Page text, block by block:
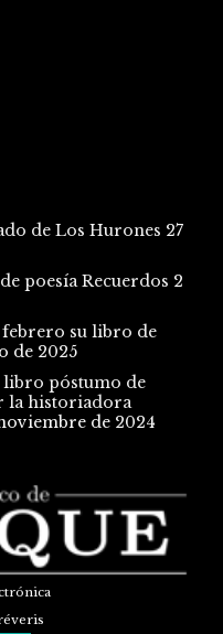
de Los Hurones 27
poesía Recuerdos 2
febrero su libro de
de 2025
libro póstumo de
la historiadora
de 2024